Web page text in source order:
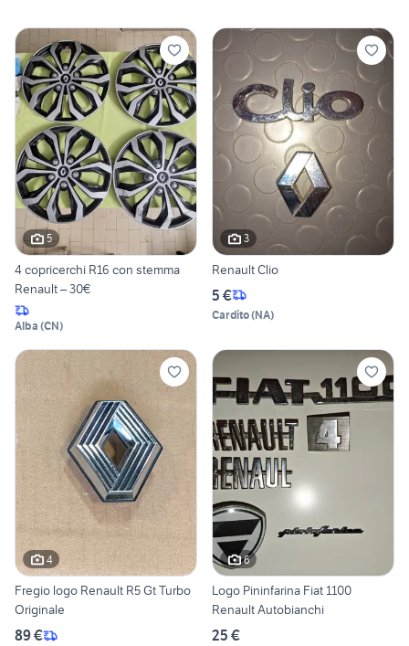
5
4 copricerchi R16 con stemma
Renault – 30€
Alba (CN)
3
Renault Clio
5 €
Cardito(NA)
4
Fregio logo Renault R5 Gt Turbo
Originale
89 €
6
Logo Pininfarina Fiat 1100
Renault Autobianchi
25 €